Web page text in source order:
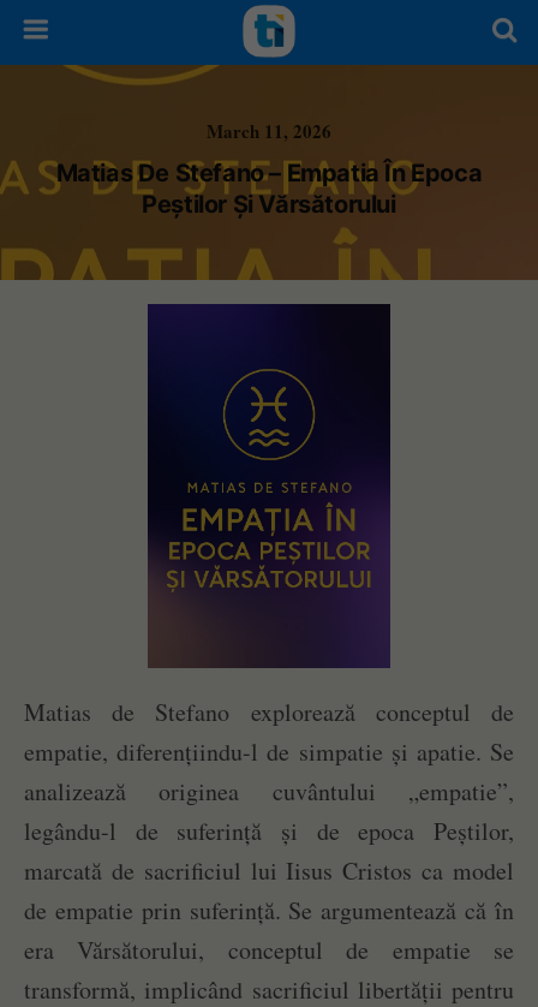
March 11, 2026
Matias De Stefano – Empatia În Epoca
Peștilor Și Vărsătorului
Matias de Stefano explorează conceptul de
empatie, diferențiindu-l de simpatie și apatie. Se
analizează originea cuvântului „empatie”,
legându-l de suferință și de epoca Peștilor,
marcată de sacrificiul lui Iisus Cristos ca model
de empatie prin suferință. Se argumentează că în
era Vărsătorului, conceptul de empatie se
transformă, implicând sacrificiul libertății pentru